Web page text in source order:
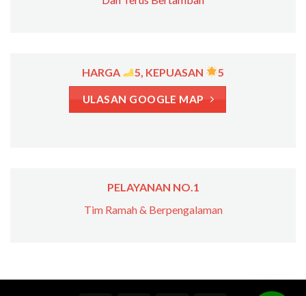
HARGA 5, KEPUASAN 5
ULASAN GOOGLE MAP
PELAYANAN NO.1
Tim Ramah & Berpengalaman